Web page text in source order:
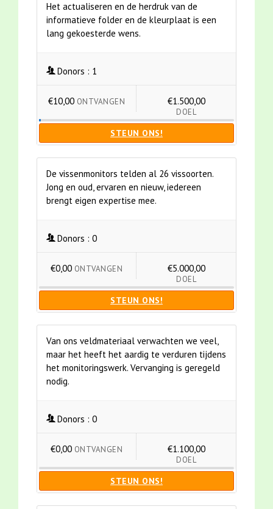
Het actualiseren en de herdruk van de
informatieve folder en de kleurplaat is een
lang gekoesterde wens.
Donors : 1
€10,00 ONTVANGEN €1.500,00
DOEL
STEUN ONS!
De vissenmonitors telden al 26 vissoorten.
Jong en oud, ervaren en nieuw, iedereen
brengt eigen expertise mee.
Donors : 0
€0,00 ONTVANGEN €5.000,00
DOEL
STEUN ONS!
Van ons veldmateriaal verwachten we veel,
maar het heeft het aardig te verduren tijdens
het monitoringswerk. Vervanging is geregeld
nodig.
Donors : 0
€0,00 ONTVANGEN €1.100,00
DOEL
STEUN ONS!